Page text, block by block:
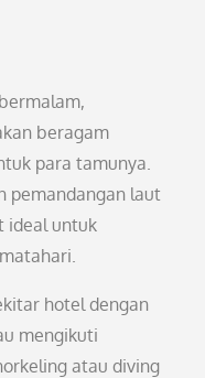
beragam
para tamunya.
pemandangan laut
ideal untuk
hotel dengan
mengikuti
atau diving